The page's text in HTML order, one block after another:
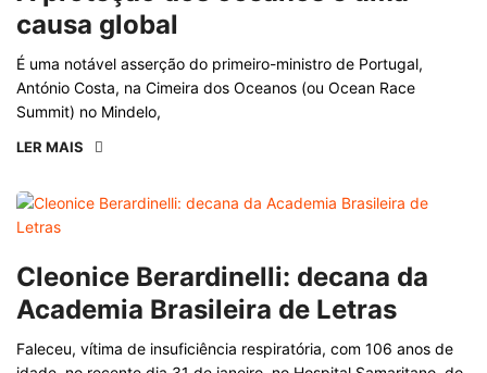
causa global
É uma notável asserção do primeiro-ministro de Portugal,
António Costa, na Cimeira dos Oceanos (ou Ocean Race
Summit) no Mindelo,
LER MAIS
Cleonice Berardinelli: decana da
Academia Brasileira de Letras
Faleceu, vítima de insuficiência respiratória, com 106 anos de